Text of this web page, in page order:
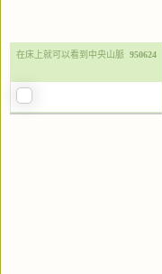
在床上就可以看到中央山脈 950624